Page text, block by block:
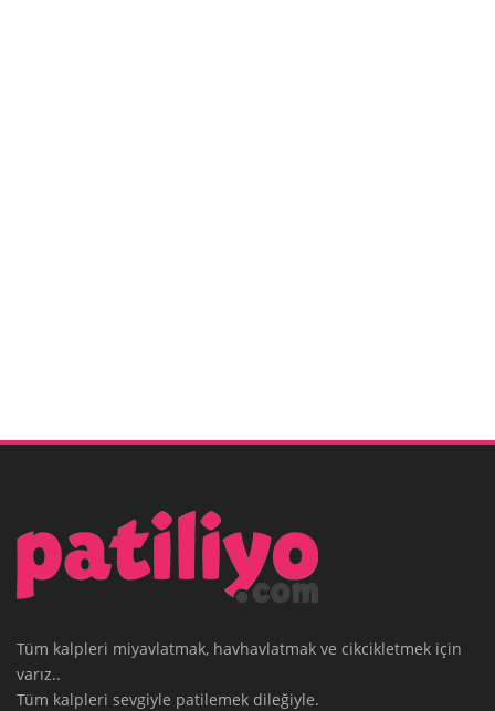
Tüm kalpleri miyavlatmak, havhavlatmak ve cikcikletmek için
varız..
Tüm kalpleri sevgiyle patilemek dileğiyle.